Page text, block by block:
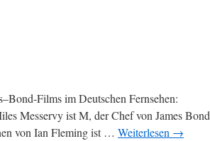
Films im Deutschen Fernsehen:
Messervy ist M, der Chef von James Bond
von Ian Fleming ist … Weiterlesen →